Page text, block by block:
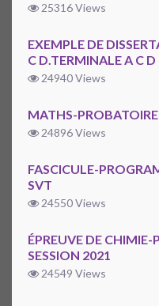
25316 Views
EXEMPLE DE
C D.TERMINALE A C D
24940 Views
MATHS-
24896 Views
FASCICULE-
SVT
24550 Views
ÉPREUVE DE CHIMIE-
SESSION 2021
24549 Views